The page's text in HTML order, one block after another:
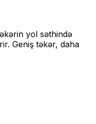
yol səthində
Geniş təkər, daha